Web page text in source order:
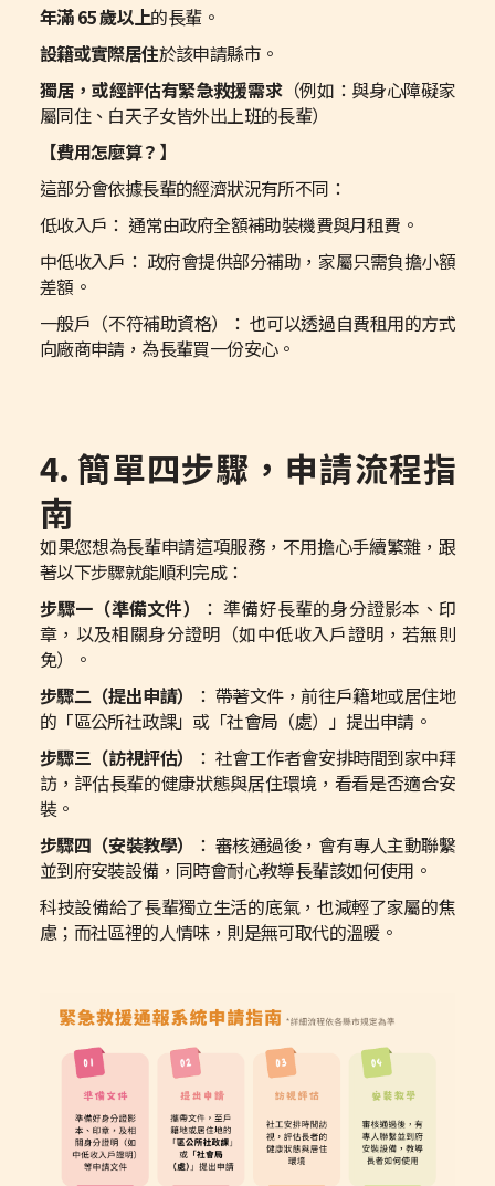
年滿 65 歲以上的長輩。
設籍或實際居住於該申請縣市。
獨居，或經評估有緊急救援需求（例如：與身心障礙家
屬同住、白天子女皆外出上班的長輩）
【費用怎麼算？】
這部分會依據長輩的經濟狀況有所不同：
低收入戶： 通常由政府全額補助裝機費與月租費。
中低收入戶： 政府會提供部分補助，家屬只需負擔小額
差額。
一般戶（不符補助資格）： 也可以透過自費租用的方式
向廠商申請，為長輩買一份安心。
4. 簡單四步驟，申請流程指
南
如果您想為長輩申請這項服務，不用擔心手續繁雜，跟
著以下步驟就能順利完成：
步驟一（準備文件）
： 準備好長輩的身分證影本、印
章，以及相關身分證明（如中低收入戶證明，若無則
免）。
步驟二（提出申請）
： 帶著文件，前往戶籍地或居住地
的「區公所社政課」或「社會局（處）」提出申請。
步驟三（訪視評估）
： 社會工作者會安排時間到家中拜
訪，評估長輩的健康狀態與居住環境，看看是否適合安
裝。
步驟四（安裝教學）
： 審核通過後，會有專人主動聯繫
並到府安裝設備，同時會耐心教導長輩該如何使用。
科技設備給了長輩獨立生活的底氣，也減輕了家屬的焦
慮；而社區裡的人情味，則是無可取代的溫暖。